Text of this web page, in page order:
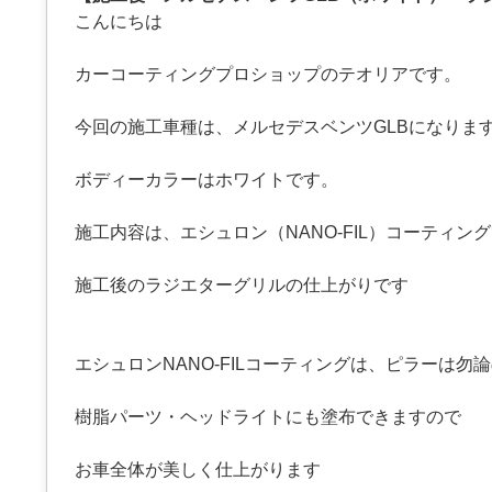
こんにちは
カーコーティングプロショップのテオリアです。
今回の施工車種は、メルセデスベンツGLBになりま
ボディーカラーはホワイトです。
施工内容は、エシュロン（NANO-FIL）コーティング
施工後のラジエターグリルの仕上がりです
エシュロンNANO-FILコーティングは、ピラーは勿
樹脂パーツ・ヘッドライトにも塗布できますので
お車全体が美しく仕上がります